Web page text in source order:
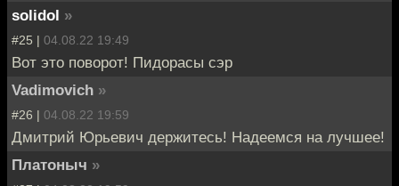
solidol »
#25 | 04.08.22 19:49
Вот это поворот! Пидорасы сэр
Vadimovich »
#26 | 04.08.22 19:59
Дмитрий Юрьевич держитесь! Надеемся на лучшее!
Платоныч »